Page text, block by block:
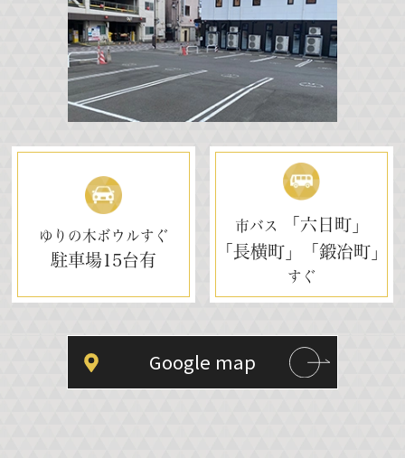
Google map
ゆりの木ボウルすぐ
駐車場15台有
市バス
「六日町」
「長横町」「鍛冶町」
すぐ